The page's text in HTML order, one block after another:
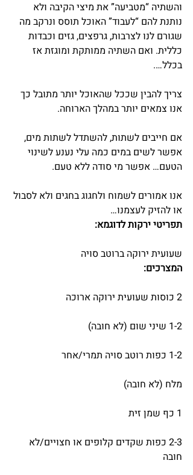
והשתיה “מטביעה” את מיצי הקיבה ולא
נותנת להם “לעבוד” האוכל תוסס ונרקב מה
שגורם לנו לצרבות, גרפצים, גזים וכבדות
כללית. ואם השתיה ממותקת ומוגזת אז
בכלל….
צריך להבין שככל שהאוכל יותר מתובל כך
אנו צמאים יותר במהלך הארוחה.
אם חייבים לשתות, להשתדל לשתות מים,
אפשר לשים במים כמה עלי נענע לשינוי
הטעם… אפשר מי סודה ללא טעם.
אנו אמורים לשמוח ולחגוג בחגים ולא לסבול
או להזיק לעצמנו…
תפריטי ירקות לדוגמא:
שעועית ירוקה ברוטב סויה
המצרכים:
2 כוסות שעועית ירוקה ארוכה
1-2 שיני שום (לא חובה)
1-2 כפות רוטב סויה תמרי/אחר
מלח (לא חובה)
1 כף שמן זית
2-3 כפות שקדים קלופים או חצויים/לא
חובה